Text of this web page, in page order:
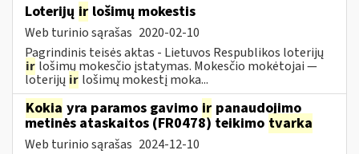
Loterijų ir lošimų mokestis
Web turinio sąrašas 2020-02-10
Pagrindinis teisės aktas - Lietuvos Respublikos loterijų
ir lošimų mokesčio įstatymas. Mokesčio mokėtojai —
loterijų ir lošimų mokestį moka...
Kokia yra paramos gavimo ir panaudojimo
metinės ataskaitos (FR0478) teikimo tvarka
Web turinio sąrašas 2024-12-10